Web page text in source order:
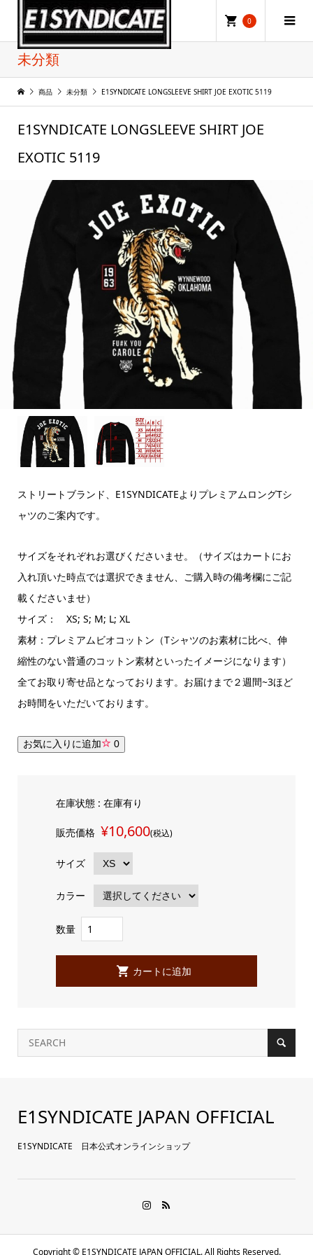
0
未分類
商品 未分類 E1SYNDICATE LONGSLEEVE SHIRT JOE EXOTIC 5119
E1SYNDICATE LONGSLEEVE SHIRT JOE
EXOTIC 5119
ストリートブランド、E1SYNDICATEよりプレミアムロングTシ
ャツのご案内です。
サイズをそれぞれお選びくださいませ。（サイズはカートにお
入れ頂いた時点では選択できません、ご購入時の備考欄にご記
載くださいませ）
サイズ： XS; S; M; L; XL
素材：プレミアムビオコットン（Tシャツのお素材に比べ、伸
縮性のない普通のコットン素材といったイメージになります）
全てお取り寄せ品となっております。お届けまで２週間~3ほど
お時間をいただいております。
お気に入りに追加 0
在庫状態 : 在庫有り
販売価格 ¥10,600(税込)
サイズ
カラー
数量
E1SYNDICATE JAPAN OFFICIAL
E1SYNDICATE 日本公式オンラインショップ
Copyright ©E1SYNDICATE JAPAN OFFICIAL. All Rights Reserved.